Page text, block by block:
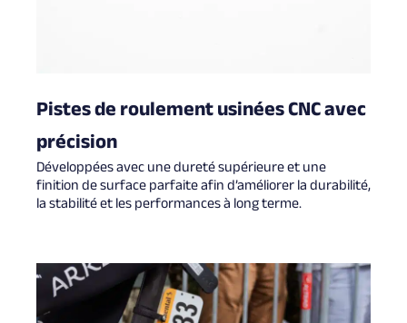
Pistes de roulement usinées CNC avec
précision
Développées avec une dureté supérieure et une
finition de surface parfaite afin d’améliorer la durabilité,
la stabilité et les performances à long terme.